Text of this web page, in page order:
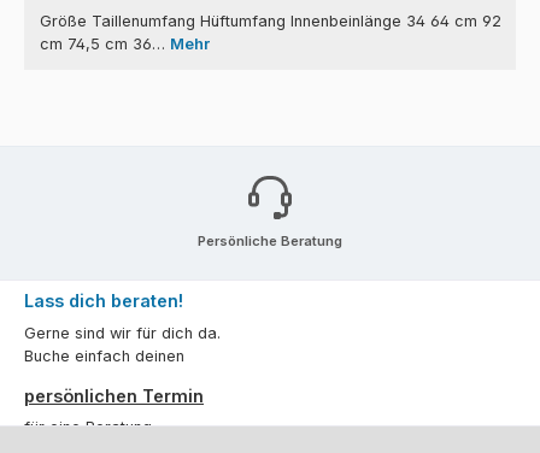
Größe Taillenumfang Hüftumfang Innenbeinlänge 34 64 cm 92
cm 74,5 cm 36… Mehr
Persönliche Beratung
Lass dich beraten!
Gerne sind wir für dich da.
Buche einfach deinen
persönlichen Termin
für eine Beratung.